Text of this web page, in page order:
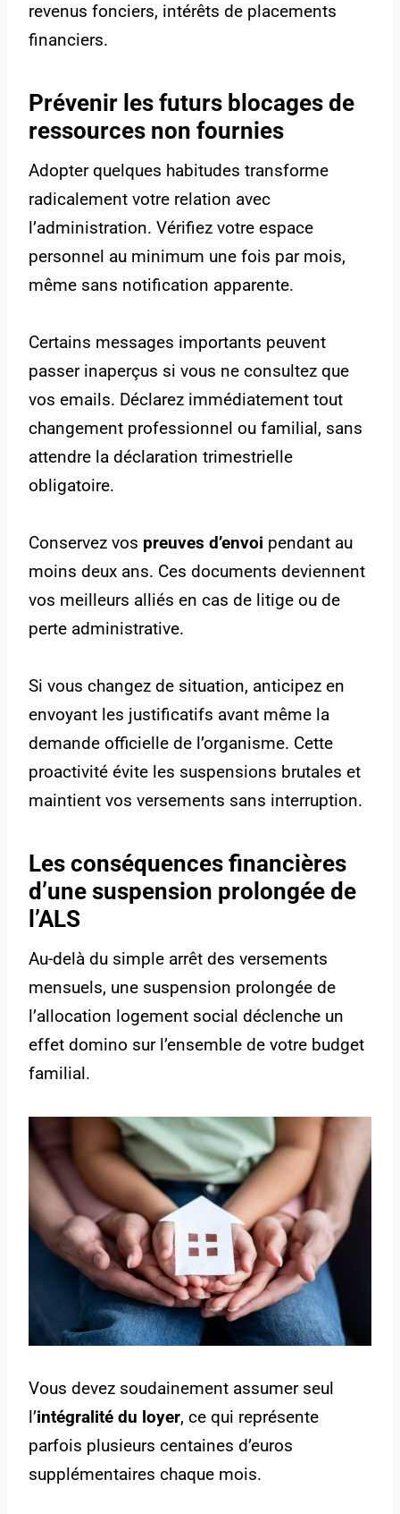
revenus fonciers, intérêts de placements
financiers.
Prévenir les futurs blocages de
ressources non fournies
Adopter quelques habitudes transforme
radicalement votre relation avec
l’administration. Vérifiez votre espace
personnel au minimum une fois par mois,
même sans notification apparente.
Certains messages importants peuvent
passer inaperçus si vous ne consultez que
vos emails. Déclarez immédiatement tout
changement professionnel ou familial, sans
attendre la déclaration trimestrielle
obligatoire.
Conservez vos preuves d’envoi pendant au
moins deux ans. Ces documents deviennent
vos meilleurs alliés en cas de litige ou de
perte administrative.
Si vous changez de situation, anticipez en
envoyant les justificatifs avant même la
demande officielle de l’organisme. Cette
proactivité évite les suspensions brutales et
maintient vos versements sans interruption.
Les conséquences financières
d’une suspension prolongée de
l’ALS
Au-delà du simple arrêt des versements
mensuels, une suspension prolongée de
l’allocation logement social déclenche un
effet domino sur l’ensemble de votre budget
familial.
Vous devez soudainement assumer seul
l’intégralité du loyer, ce qui représente
parfois plusieurs centaines d’euros
supplémentaires chaque mois.